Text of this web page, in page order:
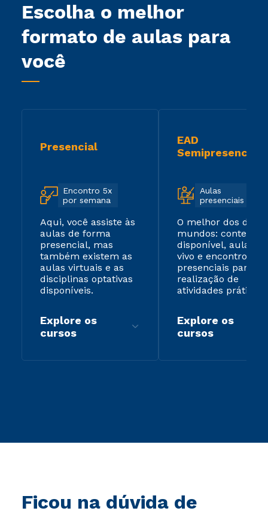
Escolha o melhor
formato de aulas para
você
Presencial
Encontro 5x
por semana
Aqui, você assiste às
aulas de forma
presencial, mas
também existem as
aulas virtuais e as
disciplinas optativas
disponíveis.
Explore os
cursos
EAD
Semipresencial
Aulas
presenciais
O melhor dos dois
mundos: conteúdo
disponível, aulas ao
vivo e encontros
presenciais para
realização de
atividades práticas.
Explore os
cursos
Ficou na dúvida de